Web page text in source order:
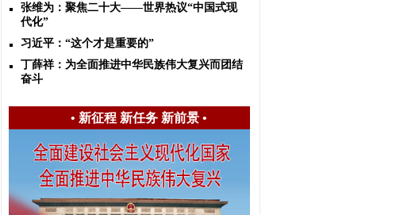
张维为：聚焦二十大——世界热议“中国式现
代化”
习近平：“这个才是重要的”
丁薛祥：为全面推进中华民族伟大复兴而团结
奋斗
• 新征程 新任务 新前景•